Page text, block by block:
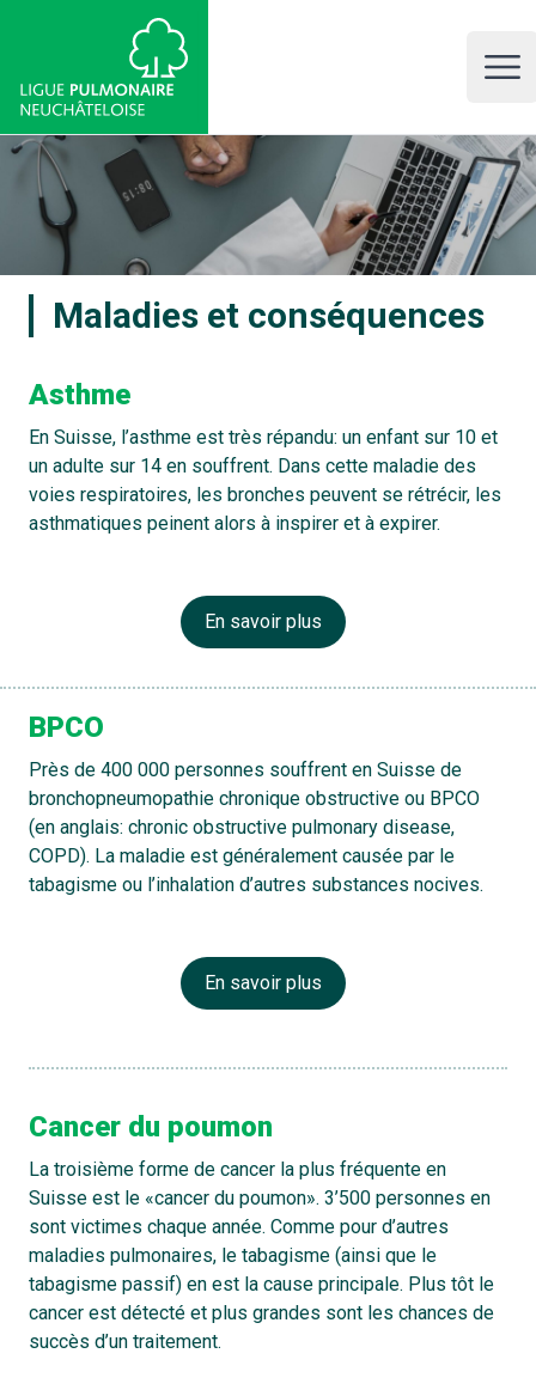
LPNE, Ligue pulmonaire neuchâteloise
Open
Maladies et conséquences
Asthme
En Suisse, l’asthme est très répandu: un enfant sur 10 et
un adulte sur 14 en souffrent. Dans cette maladie des
voies respiratoires, les bronches peuvent se rétrécir, les
asthmatiques peinent alors à inspirer et à expirer.
En savoir plus
BPCO
Près de 400 000 personnes souffrent en Suisse de
bronchopneumopathie chronique obstructive ou BPCO
(en anglais: chronic obstructive pulmonary disease,
COPD). La maladie est généralement causée par le
tabagisme ou l’inhalation d’autres substances nocives.
En savoir plus
Cancer du poumon
La troisième forme de cancer la plus fréquente en
Suisse est le «cancer du poumon». 3’500 personnes en
sont victimes chaque année. Comme pour d’autres
maladies pulmonaires, le tabagisme (ainsi que le
tabagisme passif) en est la cause principale. Plus tôt le
cancer est détecté et plus grandes sont les chances de
succès d’un traitement.